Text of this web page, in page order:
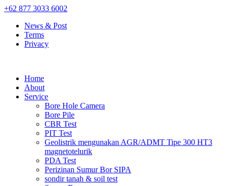
+62 877 3033 6002
News & Post
Terms
Privacy
Home
About
Service
Bore Hole Camera
Bore Pile
CBR Test
PIT Test
Geolistrik mengunakan AGR/ADMT Tipe 300 HT3
magnetotelurik
PDA Test
Perizinan Sumur Bor SIPA
sondir tanah & soil test